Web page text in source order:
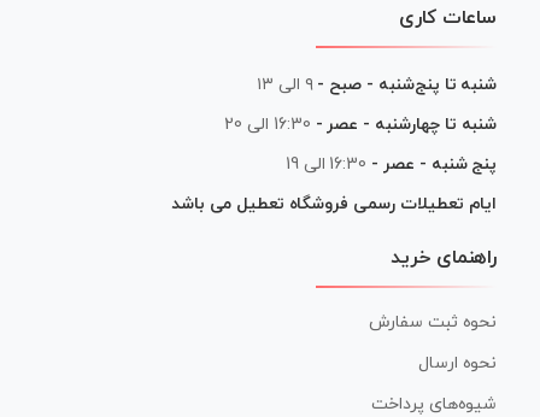
ساعات کاری
شنبه تا پنج‌شنبه - صبح - ۹ الی ۱۳
شنبه تا چهارشنبه - عصر - 16:30 الی 20
پنج شنبه - عصر - 16:30 الی 19
ایام تعطیلات رسمی فروشگاه تعطیل می باشد
راهنمای خرید
نحوه ثبت سفارش
نحوه ارسال
شیوه‌های پرداخت